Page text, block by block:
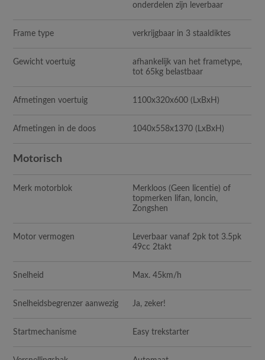
onderdelen zijn leverbaar
Frame type verkrijgbaar in 3 staaldiktes
Gewicht voertuig
afhankelijk van het frametype,
tot 65kg belastbaar
Afmetingen voertuig 1100x320x600 (LxBxH)
Afmetingen in de doos 1040x558x1370 (LxBxH)
Motorisch
Merk motorblok
Merkloos (Geen licentie) of
topmerken lifan, loncin,
Zongshen
Motor vermogen
Leverbaar vanaf 2pk tot 3.5pk
49cc 2takt
Snelheid Max. 45km/h
Snelheidsbegrenzer aanwezig Ja, zeker!
Startmechanisme Easy trekstarter